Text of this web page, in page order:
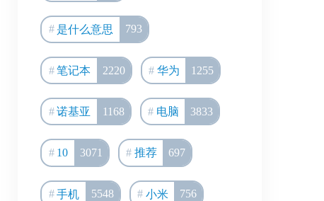
是什么意思 793
笔记本 2220 华为 1255
诺基亚 1168 电脑 3833
10 3071 推荐 697
手机 5548 小米 756